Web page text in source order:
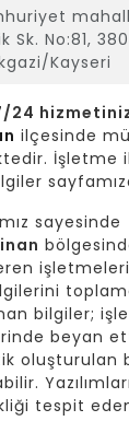
Sk. No:81,
Kayseri
24
ilçesinde
İşletme
sayesinde
bilgiler;
beyan
oluşturulan
tespit